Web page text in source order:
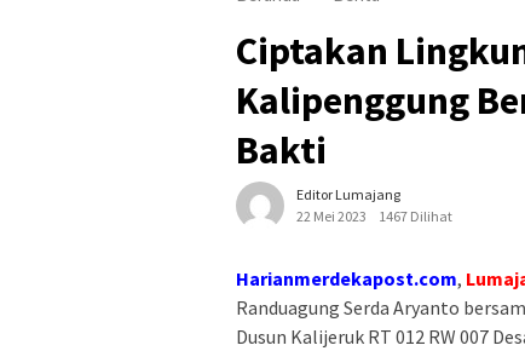
Ciptakan
Kalipenggung
Bakti
Editor Lumajang
22 Mei 2023
1467 Dilihat
Harianmerdekapost.com,
Randuagung Serda Aryanto
Dusun Kalijeruk RT 012 RW 007